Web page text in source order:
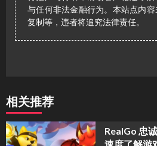
与任何非法金融行为。本站点内容
复制等，违者将追究法律责任。
相关推荐
​RealGo 忠